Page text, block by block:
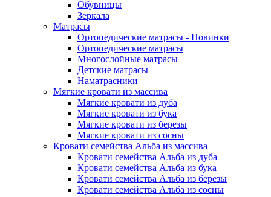
Обувницы
Зеркала
Матрасы
Ортопедические матрасы - Новинки
Ортопедические матрасы
Многослойные матрасы
Детские матрасы
Наматрасники
Мягкие кровати из массива
Мягкие кровати из дуба
Мягкие кровати из бука
Мягкие кровати из березы
Мягкие кровати из сосны
Кровати семейства Альба из массива
Кровати семейства Альба из дуба
Кровати семейства Альба из бука
Кровати семейства Альба из березы
Кровати семейства Альба из сосны